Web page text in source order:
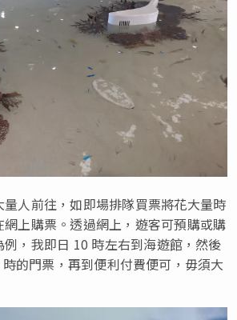
人前往，如即場排隊買票將花大量時
上購票。透過網上，遊客可預購或購
，我即日 10 時左右到海遊館，然後
的門票，再到便利付費便可，毋須大